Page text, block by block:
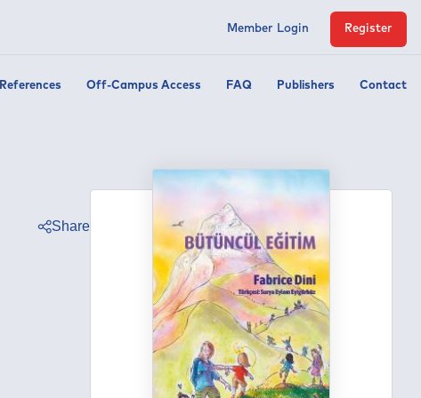
References Off-Campus Access FAQ Publishers Contact
Member Login Register
Share